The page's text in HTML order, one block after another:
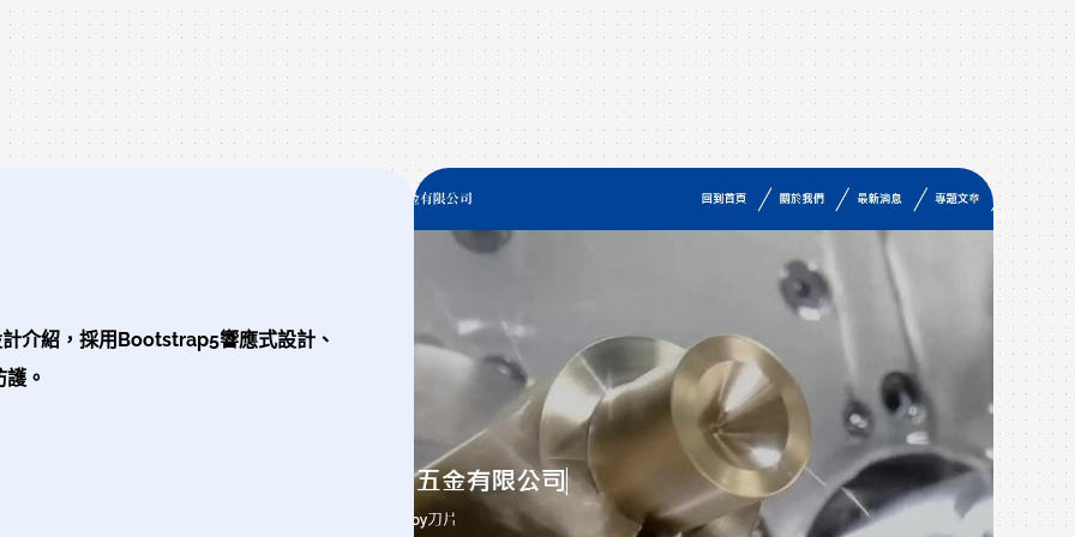
介紹，採用Bootstrap5響應式設計、
。
在
於
戶